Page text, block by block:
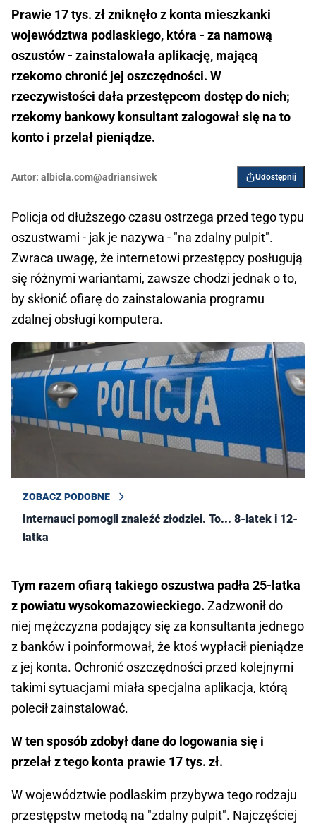
Prawie 17 tys. zł zniknęło z konta mieszkanki
województwa podlaskiego, która - za namową
oszustów - zainstalowała aplikację, mającą
rzekomo chronić jej oszczędności. W
rzeczywistości dała przestępcom dostęp do nich;
rzekomy bankowy konsultant zalogował się na to
konto i przelał pieniądze.
Autor: albicla.com@adriansiwek Udostępnij
Policja od dłuższego czasu ostrzega przed tego typu
oszustwami - jak je nazywa - "na zdalny pulpit".
Zwraca uwagę, że internetowi przestępcy posługują
się różnymi wariantami, zawsze chodzi jednak o to,
by skłonić ofiarę do zainstalowania programu
zdalnej obsługi komputera.
ZOBACZ PODOBNE
Internauci pomogli znaleźć złodziei. To... 8-latek i 12-
latka
Tym razem ofiarą takiego oszustwa padła 25-latka
z powiatu wysokomazowieckiego. Zadzwonił do
niej mężczyzna podający się za konsultanta jednego
z banków i poinformował, że ktoś wypłacił pieniądze
z jej konta. Ochronić oszczędności przed kolejnymi
takimi sytuacjami miała specjalna aplikacja, którą
polecił zainstalować.
W ten sposób zdobył dane do logowania się i
przelał z tego konta prawie 17 tys. zł.
W województwie podlaskim przybywa tego rodzaju
przestępstw metodą na "zdalny pulpit". Najczęściej